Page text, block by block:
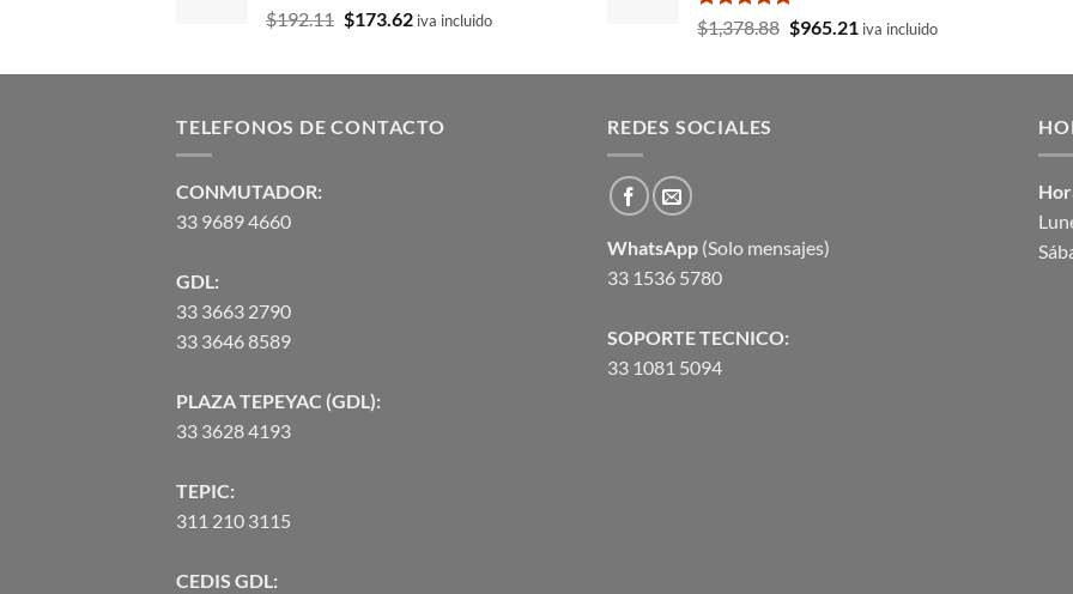
$4,831.54.$3,631.08.
$192.11 El
$192.11.
$173.62El
$173.62.
iva incluido
Valorado
con
$1,378.88 El
original
$965.21 El
actual
iva incluido
TELEFONOS DE CONTACTO
CONMUTADOR:
33 9689 4660
GDL:
33 3663 2790
33 3646 8589
PLAZA TEPEYAC (GDL):
33 3628 4193
TEPIC:
311 210 3115
CEDIS GDL:
REDES SOCIALES
WhatsApp (Solo mensajes)
33 1536 5780
SOPORTE TECNICO:
33 1081 5094